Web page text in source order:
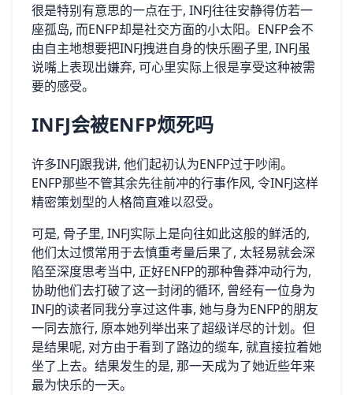
很是特别有意思的一点在于, INFJ往往安静得仿若一
座孤岛, 而ENFP却是社交方面的小太阳。ENFP会不
由自主地想要把INFJ拽进自身的快乐圈子里, INFJ虽
说嘴上表现出嫌弃, 可心里实际上很是享受这种被需
要的感受。
INFJ会被ENFP烦死吗
许多INFJ跟我讲, 他们起初认为ENFP过于吵闹。
ENFP那些不管其余先往前冲的行事作风, 令INFJ这样
精密策划型的人格简直难以忍受。
可是, 骨子里, INFJ实际上是向往如此这般的鲜活的,
他们太过惯常用于去慎重考量后果了, 太轻易就会深
陷至深度思考当中, 正好ENFP的那种鲁莽冲动行为,
协助他们去打破了这一封闭的循环, 曾经有一位身为
INFJ的读者同我分享过这件事, 她与身为ENFP的朋友
一同去旅行, 原本她列举出来了超级详尽的计划。但
是结果呢, 对方由于看到了路边的缆车, 就直接拉着她
坐了上去。结果发生的是, 那一天成为了她近些年来
最为快乐的一天。